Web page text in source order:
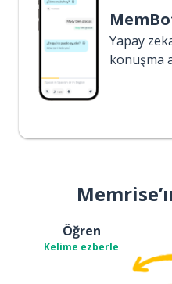
Yapay
konuşma
Öğren
Kelime ezberle